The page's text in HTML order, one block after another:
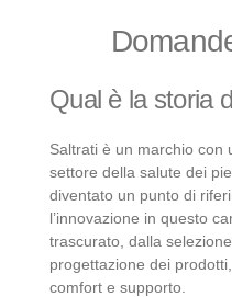
Qual è la storia
Saltrati è un marchio con
settore della salute dei
diventato un punto di
l’innovazione in questo
trascurato, dalla
progettazione dei
comfort e supporto.